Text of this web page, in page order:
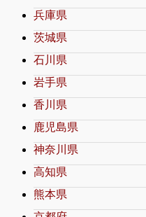
兵庫県
茨城県
石川県
岩手県
香川県
鹿児島県
神奈川県
高知県
熊本県